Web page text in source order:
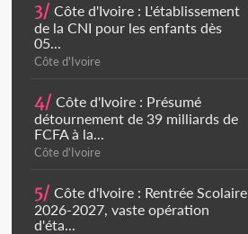
3/ Côte d'Ivoire : L'établissement
de la CNI pour les enfants dès
05...
Côte d'Ivoire
4/ Côte d'Ivoire : Présumé
détournement de 39 milliards de
FCFA à la...
Côte d'Ivoire
5/ Côte d'Ivoire : Rentrée Scolaire
2026-2027, vaste opération
d'éta...